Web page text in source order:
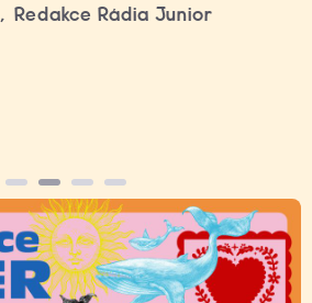
, Redakce Rádia Junior